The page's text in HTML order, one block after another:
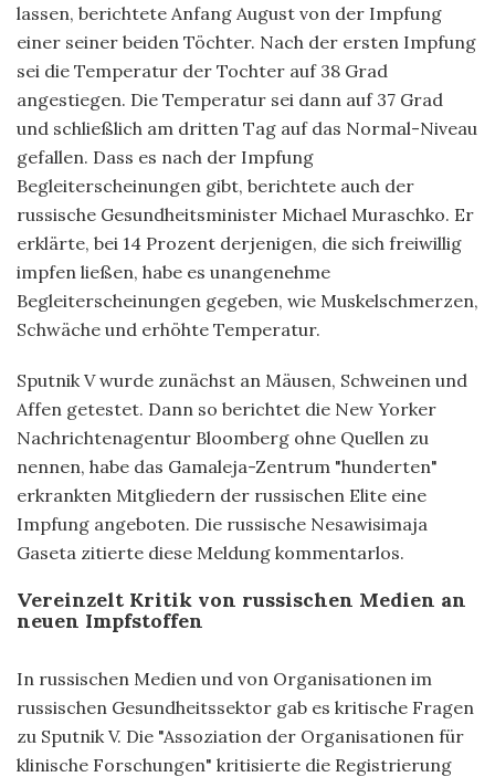
lassen, berichtete Anfang August von der Impfung
einer seiner beiden Töchter. Nach der ersten Impfung
sei die Temperatur der Tochter auf 38 Grad
angestiegen. Die Temperatur sei dann auf 37 Grad
und schließlich am dritten Tag auf das Normal-Niveau
gefallen. Dass es nach der Impfung
Begleiterscheinungen gibt, berichtete auch der
russische Gesundheitsminister Michael Muraschko. Er
erklärte, bei 14 Prozent derjenigen, die sich freiwillig
impfen ließen, habe es unangenehme
Begleiterscheinungen gegeben, wie Muskelschmerzen,
Schwäche und erhöhte Temperatur.
Sputnik V wurde zunächst an Mäusen, Schweinen und
Affen getestet. Dann so berichtet die New Yorker
Nachrichtenagentur Bloomberg ohne Quellen zu
nennen, habe das Gamaleja-Zentrum "hunderten"
erkrankten Mitgliedern der russischen Elite eine
Impfung angeboten. Die russische Nesawisimaja
Gaseta zitierte diese Meldung kommentarlos.
Vereinzelt Kritik von russischen Medien an
neuen Impfstoffen
In russischen Medien und von Organisationen im
russischen Gesundheitssektor gab es kritische Fragen
zu Sputnik V. Die "Assoziation der Organisationen für
klinische Forschungen" kritisierte die Registrierung